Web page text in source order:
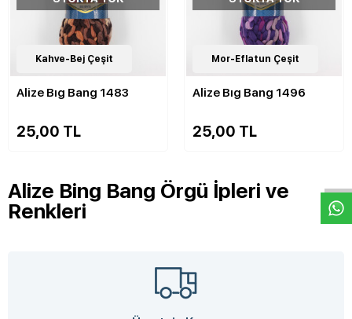
7Çeşit
Kahve-Bej Çeşit
Alize Bıg Bang 1483
25,00 TL
7Çeşit
Mor-Eflatun Çeşit
Alize Bıg Bang 1496
25,00 TL
Alize Bing Bang Örgü İpleri ve
Renkleri